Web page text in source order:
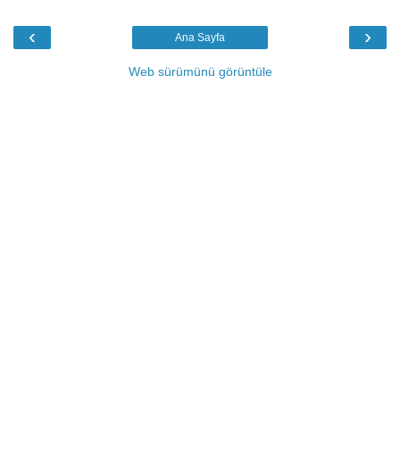
‹ ›
Ana Sayfa
Web sürümünü görüntüle